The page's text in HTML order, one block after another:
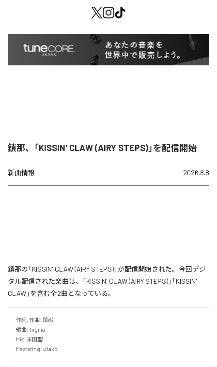
鎖那、「KISSIN' CLAW (AIRY STEPS)」を配信開始
新曲情報 2026.8.8
鎖那の「KISSIN' CLAW (AIRY STEPS)」が配信開始された。今回デジ
タル配信された楽曲は、「KISSIN' CLAW (AIRY STEPS)」「KISSIN'
CLAW」を含む全2曲となっている。
作詞, 作曲: 鎖那
編曲: higma
Mix: 米田聖
Mastering: utako